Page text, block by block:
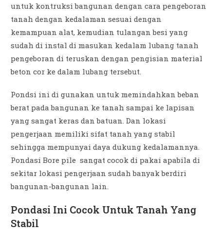
untuk kontruksi bangunan dengan cara pengeboran
tanah dengan kedalaman sesuai dengan
kemampuan alat, kemudian tulangan besi yang
sudah di instal di masukan kedalam lubang tanah
pengeboran di teruskan dengan pengisian material
beton cor ke dalam lubang tersebut.
Pondsi ini di gunakan untuk memindahkan beban
berat pada bangunan ke tanah sampai ke lapisan
yang sangat keras dan batuan. Dan lokasi
pengerjaan memiliki sifat tanah yang stabil
sehingga mempunyai daya dukung kedalamannya.
Pondasi Bore pile sangat cocok di pakai apabila di
sekitar lokasi pengerjaan sudah banyak berdiri
bangunan-bangunan lain.
Pondasi Ini Cocok Untuk Tanah Yang
Stabil